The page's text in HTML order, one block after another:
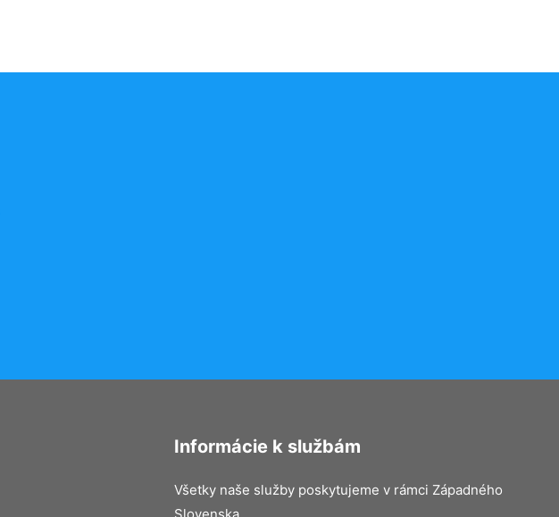
Informácie k službám
Všetky naše služby poskytujeme v rámci Západného
Slovenska.